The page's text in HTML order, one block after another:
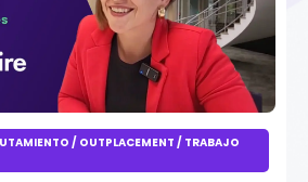
/ OUTPLACEMENT / TRABAJO